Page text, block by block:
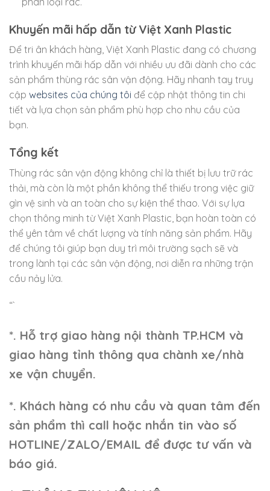
Khuyến mãi hấp dẫn từ Việt Xanh Plastic
Để tri ân khách hàng, Việt Xanh Plastic đang có chương
trình khuyến mãi hấp dẫn với nhiều ưu đãi dành cho các
sản phẩm thùng rác sân vận động. Hãy nhanh tay truy
cập websites của chúng tôi để cập nhật thông tin chi
tiết và lựa chọn sản phẩm phù hợp cho nhu cầu của
bạn.
Tổng kết
Thùng rác sân vận động không chỉ là thiết bị lưu trữ rác
thải, mà còn là một phần không thể thiếu trong việc giữ
gìn vệ sinh và an toàn cho sự kiện thể thao. Với sự lựa
chọn thông minh từ Việt Xanh Plastic, bạn hoàn toàn có
thể yên tâm về chất lượng và tính năng sản phẩm. Hãy
để chúng tôi giúp bạn duy trì môi trường sạch sẽ và
trong lành tại các sân vận động, nơi diễn ra những trận
cầu nảy lửa.
“`
*. Hỗ trợ giao hàng nội thành TP.HCM và
giao hàng tỉnh thông qua chành xe/nhà
xe vận chuyển.
*. Khách hàng có nhu cầu và quan tâm đến
sản phẩm thì call hoặc nhắn tin vào số
HOTLINE/ZALO/EMAIL để được tư vấn và
báo giá.